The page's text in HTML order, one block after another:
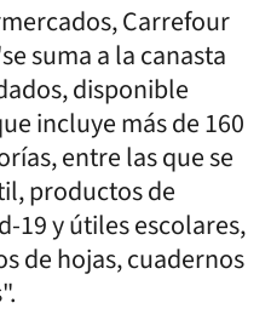
Carrefour
suma a la canasta
disponible
incluye más de 160
entre las que se
productos de
19 y útiles escolares,
de hojas, cuadernos